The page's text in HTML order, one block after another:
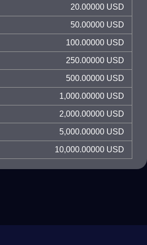
20.00000 USD
50.00000 USD
100.00000 USD
250.00000 USD
500.00000 USD
1,000.00000 USD
2,000.00000 USD
5,000.00000 USD
10,000.00000 USD